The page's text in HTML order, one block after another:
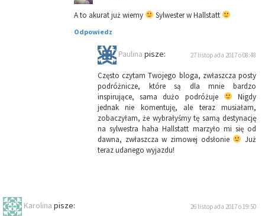
A to akurat już wiemy Sylwester w Hallstatt
Odpowiedz
Paulina pisze: 27 listopada 2017 o 08:48
Często czytam Twojego bloga, zwłaszcza posty
podróżnicze, które są dla mnie bardzo
inspirujące, sama dużo podróżuje
Nigdy
jednak nie komentuję, ale teraz musiałam,
zobaczyłam, że wybrałyśmy tę samą destynację
na sylwestra haha Hallstatt marzyło mi się od
dawna, zwłaszcza w zimowej odsłonie
Już
teraz udanego wyjazdu!
Karolina pisze: 26 listopada 2017 o 19:50